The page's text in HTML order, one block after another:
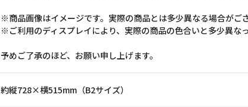
※商品画像はイメージです。実際の商品とは多少異なる場合がござ
※ご利用のディスプレイにより、実際の商品の色合いと多少異な
予めご了承のほど、お願い申し上げます。
約縦728×横515mm（B2サイズ）